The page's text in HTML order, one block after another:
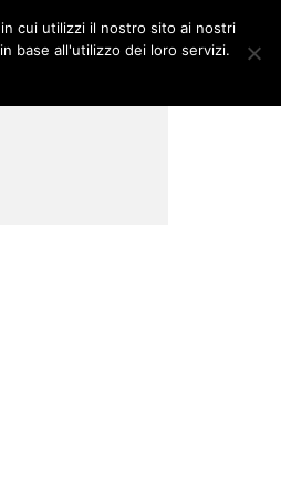
cui utilizzi il nostro sito ai nostri
base all'utilizzo dei loro servizi.